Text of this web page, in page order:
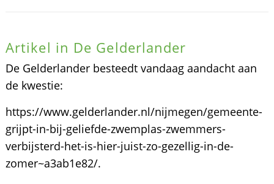
Artikel in De Gelderlander
De Gelderlander besteedt vandaag aandacht aan
de kwestie:
https://www.gelderlander.nl/nijmegen/gemeente-
grijpt-in-bij-geliefde-zwemplas-zwemmers-
verbijsterd-het-is-hier-juist-zo-gezellig-in-de-
zomer~a3ab1e82/.